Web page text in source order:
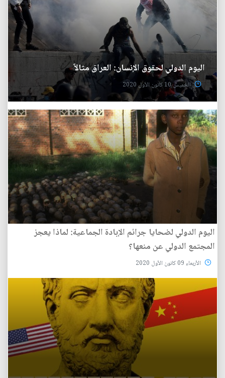
اليوم الدولي لحقوق الإنسان: العراق مثالاً
الخميس 10 كانون الأول 2020
اليوم الدولي لضحايا جرائم الإبادة الجماعية: لماذا يعجز
المجتمع الدولي عن منعها؟
الأربعاء 09 كانون الأول 2020